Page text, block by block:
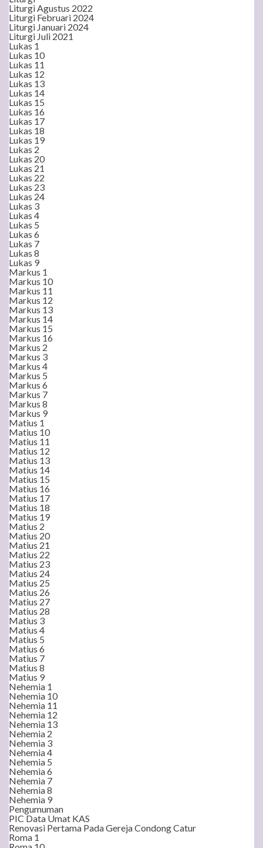
Liturgi Agustus 2022
Liturgi Februari 2024
Liturgi Januari 2024
Liturgi Juli 2021
Lukas 1
Lukas 10
Lukas 11
Lukas 12
Lukas 13
Lukas 14
Lukas 15
Lukas 16
Lukas 17
Lukas 18
Lukas 19
Lukas 2
Lukas 20
Lukas 21
Lukas 22
Lukas 23
Lukas 24
Lukas 3
Lukas 4
Lukas 5
Lukas 6
Lukas 7
Lukas 8
Lukas 9
Markus 1
Markus 10
Markus 11
Markus 12
Markus 13
Markus 14
Markus 15
Markus 16
Markus 2
Markus 3
Markus 4
Markus 5
Markus 6
Markus 7
Markus 8
Markus 9
Matius 1
Matius 10
Matius 11
Matius 12
Matius 13
Matius 14
Matius 15
Matius 16
Matius 17
Matius 18
Matius 19
Matius 2
Matius 20
Matius 21
Matius 22
Matius 23
Matius 24
Matius 25
Matius 26
Matius 27
Matius 28
Matius 3
Matius 4
Matius 5
Matius 6
Matius 7
Matius 8
Matius 9
Nehemia 1
Nehemia 10
Nehemia 11
Nehemia 12
Nehemia 13
Nehemia 2
Nehemia 3
Nehemia 4
Nehemia 5
Nehemia 6
Nehemia 7
Nehemia 8
Nehemia 9
Pengumuman
PIC Data Umat KAS
Renovasi Pertama Pada Gereja Condong Catur
Roma 1